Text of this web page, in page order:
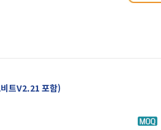
트V2.21 포함)